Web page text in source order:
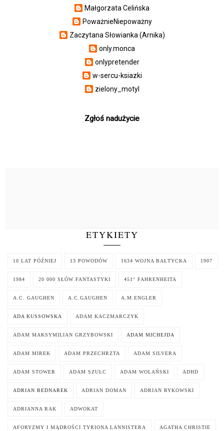
Małgorzata Celińska
PoważnieNiepoważny
Zaczytana Słowianka (Arnika)
only.monca
onlypretender
w-sercu-ksiazki
zielony_motyl
Zgłoś nadużycie
ETYKIETY
10 LAT PÓŹNIEJ 13 POWODÓW 1634 WOJNA BAŁTYCKA 1907
1984 20 000 SŁÓW FANTASTYKI 451° FAHRENHEITA
A.C. GAUGHEN A.C.GAUGHEN A.M.ENGLER
ADA KUSSOWSKA ADAM KACZMARCZYK
ADAM MAKSYMILIAN GRZYBOWSKI ADAM MICHEJDA
ADAM MIREK ADAM PRZECHRZTA ADAM SILVERA
ADAM STOWER ADAM SZULC ADAM WOLAŃSKI ADHD
ADRIAN BEDNAREK ADRIAN DOMAN ADRIAN RYKOWSKI
ADRIANNA RAK ADWOKAT
AFORYZMY I MĄDROŚCI TYRIONA LANNISTERA AGATHA CHRISTIE